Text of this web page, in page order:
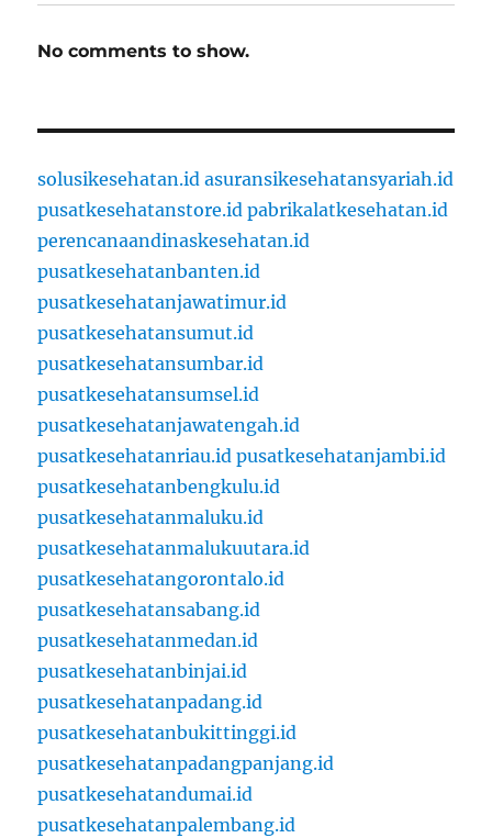
No comments to show.
solusikesehatan.id asuransikesehatansyariah.id
pusatkesehatanstore.id pabrikalatkesehatan.id
perencanaandinaskesehatan.id
pusatkesehatanbanten.id
pusatkesehatanjawatimur.id
pusatkesehatansumut.id
pusatkesehatansumbar.id
pusatkesehatansumsel.id
pusatkesehatanjawatengah.id
pusatkesehatanriau.id pusatkesehatanjambi.id
pusatkesehatanbengkulu.id
pusatkesehatanmaluku.id
pusatkesehatanmalukuutara.id
pusatkesehatangorontalo.id
pusatkesehatansabang.id
pusatkesehatanmedan.id
pusatkesehatanbinjai.id
pusatkesehatanpadang.id
pusatkesehatanbukittinggi.id
pusatkesehatanpadangpanjang.id
pusatkesehatandumai.id
pusatkesehatanpalembang.id